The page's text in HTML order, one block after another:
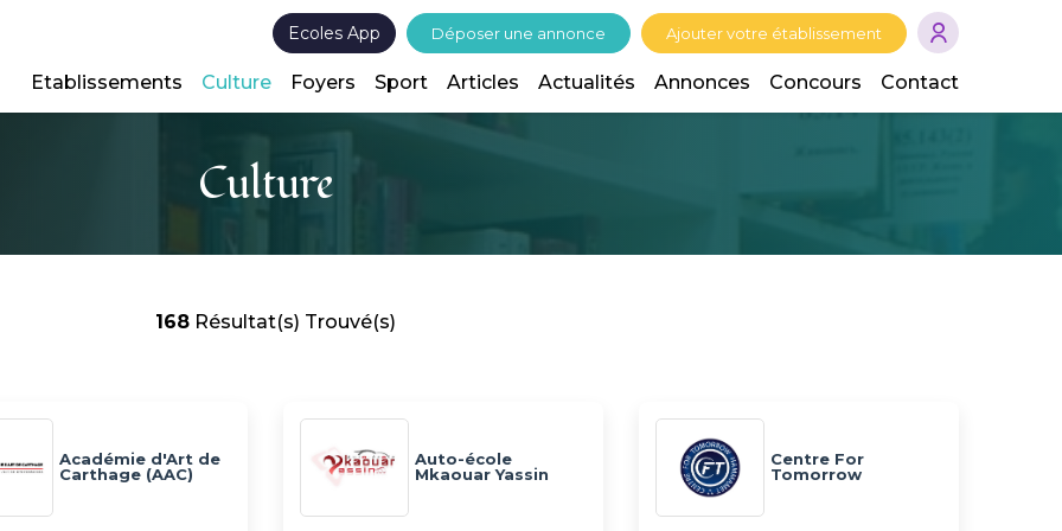
Ecoles App Déposer une annonce Ajouter votre établissement
Etablissements Culture Foyers Sport Articles Actualités Annonces Concours Contact
Culture
168Résultat(s) Trouvé(s)
Académie d'Art de
Carthage (AAC)
Auto-école
Mkaouar Yassin
Centre For
Tomorrow